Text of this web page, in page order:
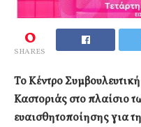
0
SHARES
Το Κέντρο
Καστοριάς στο πλαίσιο
ευαισθητοποίησης για